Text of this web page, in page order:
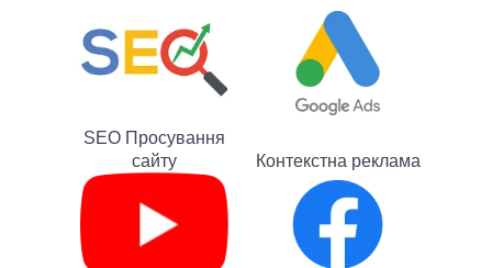
SEO Просування
сайту
Контекстна реклама